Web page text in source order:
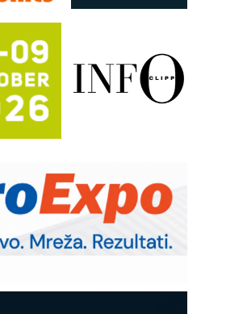
Najbolje za vašu pametnu
upravljanje energijom
pakovanja · Display
omotnice
efikasnost bez složenih
kao dugoročna korist
na prvom mestu!
- više od 40 godina
u industriji